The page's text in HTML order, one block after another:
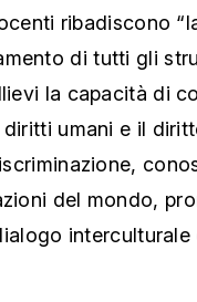
ribadiscono
di tutti gli
la capacità di
umani e il
del mondo,
interculturale